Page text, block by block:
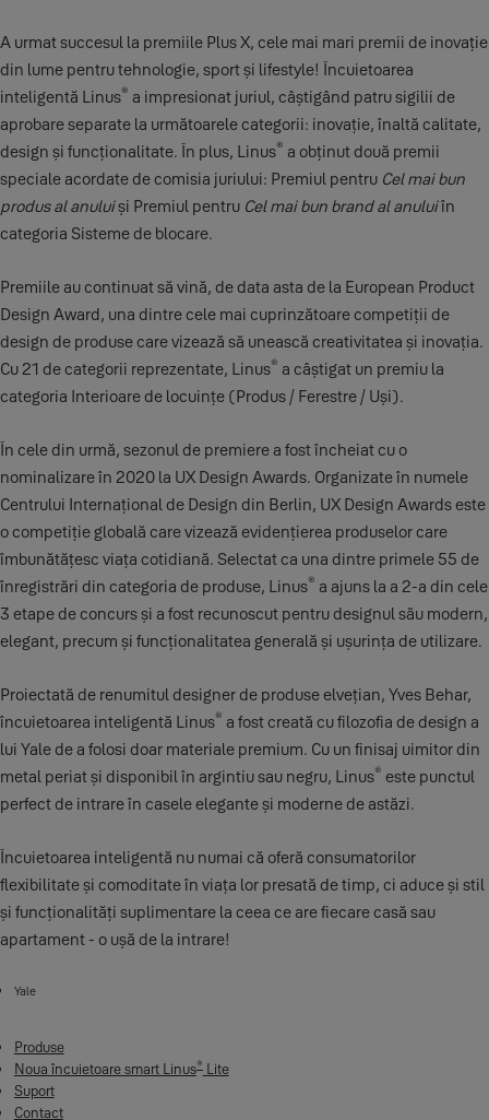
A urmat succesul la premiile Plus X, cele mai mari premii de inovație
din lume pentru tehnologie, sport și lifestyle! Încuietoarea
inteligentă Linus® a impresionat juriul, câștigând patru sigilii de
aprobare separate la următoarele categorii: inovație, înaltă calitate,
design și funcționalitate. În plus, Linus® a obținut două premii
speciale acordate de comisia juriului: Premiul pentru Cel mai bun
produs al anuluiși Premiul pentru Cel mai bun brand al anuluiîn
categoria Sisteme de blocare.
Premiile au continuat să vină, de data asta de la European Product
Design Award, una dintre cele mai cuprinzătoare competiții de
design de produse care vizează să unească creativitatea și inovația.
Cu 21 de categorii reprezentate, Linus® a câștigat un premiu la
categoria Interioare de locuințe (Produs / Ferestre / Uși).
În cele din urmă, sezonul de premiere a fost încheiat cu o
nominalizare în 2020 la UX Design Awards. Organizate în numele
Centrului Internațional de Design din Berlin, UX Design Awards este
o competiție globală care vizează evidențierea produselor care
îmbunătățesc viața cotidiană. Selectat ca una dintre primele 55 de
înregistrări din categoria de produse, Linus® a ajuns la a 2-a din cele
3 etape de concurs și a fost recunoscut pentru designul său modern,
elegant, precum și funcționalitatea generală și ușurința de utilizare.
Proiectată de renumitul designer de produse elvețian, Yves Behar,
încuietoarea inteligentă Linus® a fost creată cu filozofia de design a
lui Yale de a folosi doar materiale premium. Cu un finisaj uimitor din
metal periat și disponibil în argintiu sau negru, Linus® este punctul
perfect de intrare în casele elegante și moderne de astăzi.
Încuietoarea inteligentă nu numai că oferă consumatorilor
flexibilitate și comoditate în viața lor presată de timp, ci aduce și stil
și funcționalități suplimentare la ceea ce are fiecare casă sau
apartament - o ușă de la intrare!
Yale
Produse
Noua încuietoare smart Linus®Lite
Suport
Contact